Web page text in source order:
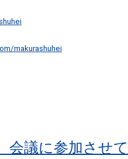
makurashuhei
会議に参加させ